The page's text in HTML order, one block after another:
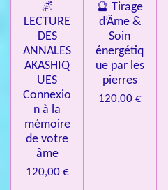
🌌
LECTURE
DES
ANNALES
AKASHIQ
UES
Connexio
n à la
mémoire
de votre
âme
120,00 €
🔮 Tirage
d’Âme &
Soin
énergétiq
ue par les
pierres
120,00 €